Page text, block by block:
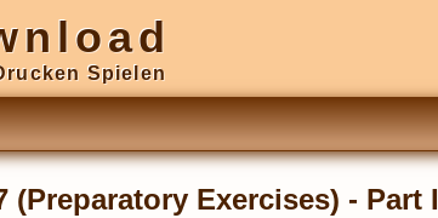
Spielen
(Preparatory Exercises) - Part I